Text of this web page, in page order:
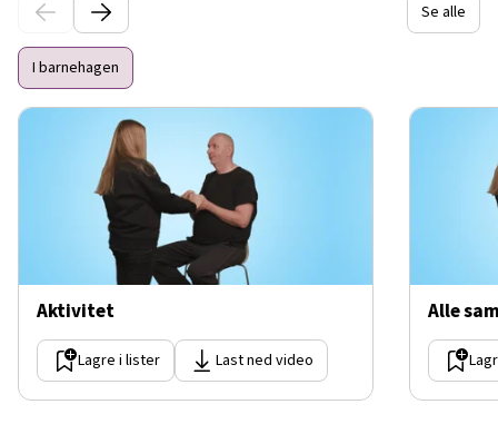
Se alle
I barnehagen
Aktivitet
Lagre i lister Last ned video
Alle